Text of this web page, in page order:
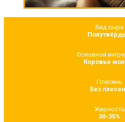
Вид сыра
Основной
Коровье
Плесень
Без
Жирность
30-35%